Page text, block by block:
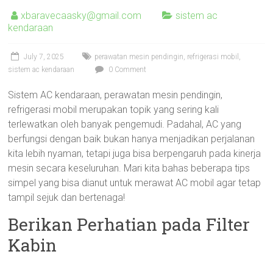
xbaravecaasky@gmail.com
sistem ac
kendaraan
July 7, 2025 perawatan mesin pendingin, refrigerasi mobil ,
sistem ac kendaraan
0 Comment
Sistem AC kendaraan, perawatan mesin pendingin,
refrigerasi mobil merupakan topik yang sering kali
terlewatkan oleh banyak pengemudi. Padahal, AC yang
berfungsi dengan baik bukan hanya menjadikan perjalanan
kita lebih nyaman, tetapi juga bisa berpengaruh pada kinerja
mesin secara keseluruhan. Mari kita bahas beberapa tips
simpel yang bisa dianut untuk merawat AC mobil agar tetap
tampil sejuk dan bertenaga!
Berikan Perhatian pada Filter
Kabin